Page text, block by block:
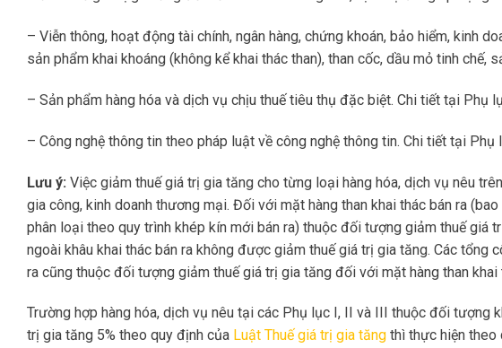
– Viễn thông, hoạt động tài chính, ngân hàng, chứng khoán, bảo hiểm, kinh
sản phẩm khai khoáng (không kể khai thác than), than cốc, dầu mỏ tinh chế,
– Sản phẩm hàng hóa và dịch vụ chịu thuế tiêu thụ đặc biệt. Chi tiết tại Phụ
– Công nghệ thông tin theo pháp luật về công nghệ thông tin. Chi tiết tại Phụ
Lưu ý: Việc giảm thuế giá trị gia tăng cho từng loại hàng hóa, dịch vụ nêu
gia công, kinh doanh thương mại. Đối với mặt hàng than khai thác bán ra
phân loại theo quy trình khép kín mới bán ra) thuộc đối tượng giảm thuế giá
ngoài khâu khai thác bán ra không được giảm thuế giá trị gia tăng. Các tổng
ra cũng thuộc đối tượng giảm thuế giá trị gia tăng đối với mặt hàng than khai
Trường hợp hàng hóa, dịch vụ nêu tại các Phụ lục I, II và III thuộc đối tượng
trị gia tăng 5% theo quy định của Luật Thuế giá trị gia tăng thì thực hiện theo